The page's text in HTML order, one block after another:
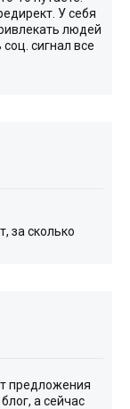
У себя
людей
сигнал все
за сколько
предложения
а сейчас